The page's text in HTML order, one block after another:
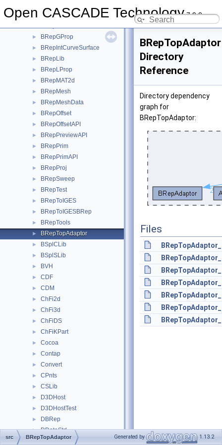
Open CASCADE Technology7.9.0
BRepFill
► BRepGProp
► BRepIntCurveSurface
► BRepLib
► BRepLProp
► BRepMAT2d
► BRepMesh
► BRepMeshData
► BRepOffset
► BRepOffsetAPI
► BRepPreviewAPI
► BRepPrim
► BRepPrimAPI
► BRepProj
► BRepSweep
► BRepTest
► BRepToIGES
► BRepToIGESBRep
► BRepTools
► BRepTopAdaptor
► BSplCLib
► BSplSLib
► BVH
► CDF
► CDM
► ChFi2d
► ChFi3d
► ChFiDS
► ChFiKPart
► Cocoa
► Contap
► Convert
► CPnts
► CSLib
► D3DHost
► D3DHostTest
► DBRep
► DDataStd
► DDF
BRepTopAdaptor
Directory
Reference
Directory dependency
graph for
BRepTopAdaptor:
Files
src BRepTopAdaptor Generated by 1.13.2